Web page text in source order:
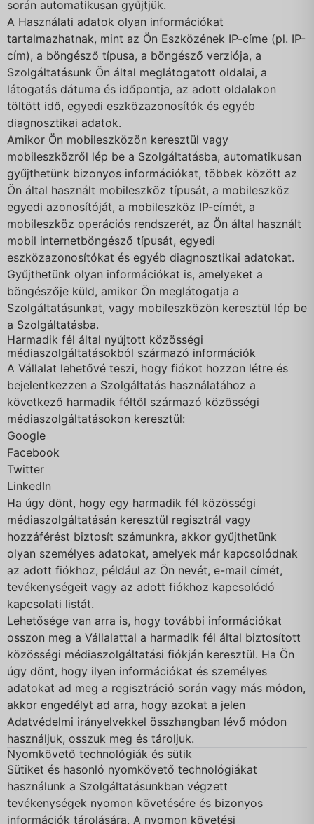
során automatikusan gyűjtjük.
A Használati adatok olyan információkat
tartalmazhatnak, mint az Ön Eszközének IP-címe (pl. IP-
cím), a böngésző típusa, a böngésző verziója, a
Szolgáltatásunk Ön által meglátogatott oldalai, a
látogatás dátuma és időpontja, az adott oldalakon
töltött idő, egyedi eszközazonosítók és egyéb
diagnosztikai adatok.
Amikor Ön mobileszközön keresztül vagy
mobileszközről lép be a Szolgáltatásba, automatikusan
gyűjthetünk bizonyos információkat, többek között az
Ön által használt mobileszköz típusát, a mobileszköz
egyedi azonosítóját, a mobileszköz IP-címét, a
mobileszköz operációs rendszerét, az Ön által használt
mobil internetböngésző típusát, egyedi
eszközazonosítókat és egyéb diagnosztikai adatokat.
Gyűjthetünk olyan információkat is, amelyeket a
böngészője küld, amikor Ön meglátogatja a
Szolgáltatásunkat, vagy mobileszközön keresztül lép be
a Szolgáltatásba.
Harmadik fél által nyújtott közösségi
médiaszolgáltatásokból származó információk
A Vállalat lehetővé teszi, hogy fiókot hozzon létre és
bejelentkezzen a Szolgáltatás használatához a
következő harmadik féltől származó közösségi
médiaszolgáltatásokon keresztül:
Google
Facebook
Twitter
LinkedIn
Ha úgy dönt, hogy egy harmadik fél közösségi
médiaszolgáltatásán keresztül regisztrál vagy
hozzáférést biztosít számunkra, akkor gyűjthetünk
olyan személyes adatokat, amelyek már kapcsolódnak
az adott fiókhoz, például az Ön nevét, e-mail címét,
tevékenységeit vagy az adott fiókhoz kapcsolódó
kapcsolati listát.
Lehetősége van arra is, hogy további információkat
osszon meg a Vállalattal a harmadik fél által biztosított
közösségi médiaszolgáltatási fiókján keresztül. Ha Ön
úgy dönt, hogy ilyen információkat és személyes
adatokat ad meg a regisztráció során vagy más módon,
akkor engedélyt ad arra, hogy azokat a jelen
Adatvédelmi irányelvekkel összhangban lévő módon
használjuk, osszuk meg és tároljuk.
Nyomkövető technológiák és sütik
Sütiket és hasonló nyomkövető technológiákat
használunk a Szolgáltatásunkban végzett
tevékenységek nyomon követésére és bizonyos
információk tárolására. A nyomon követési